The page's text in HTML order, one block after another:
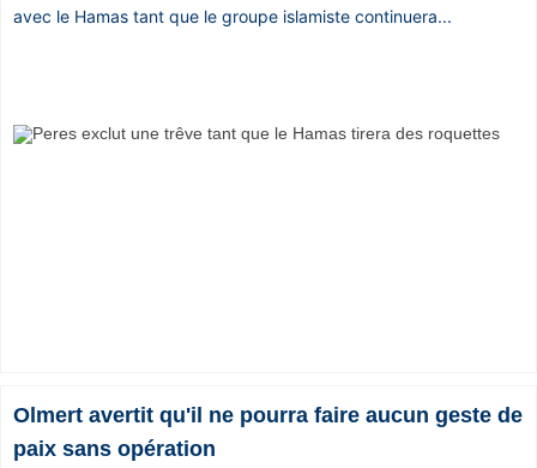
Vos
bonnes
avec le Hamas tant que le groupe islamiste continuera...
Olmert avertit qu'il ne pourra faire aucun geste de
paix sans opération